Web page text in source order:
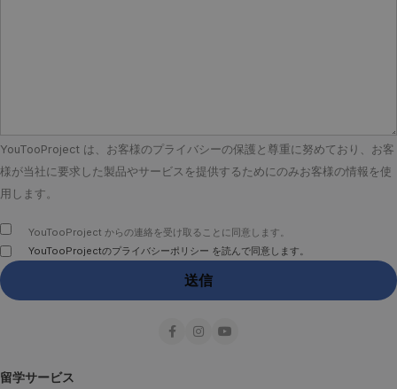
YouTooProject は、お客様のプライバシーの保護と尊重に努めており、お客
様が当社に要求した製品やサービスを提供するためにのみお客様の情報を使
用します。
YouTooProject からの連絡を受け取ることに同意します。
YouTooProjectのプライバシーポリシー を読んで同意します。
留学サービス